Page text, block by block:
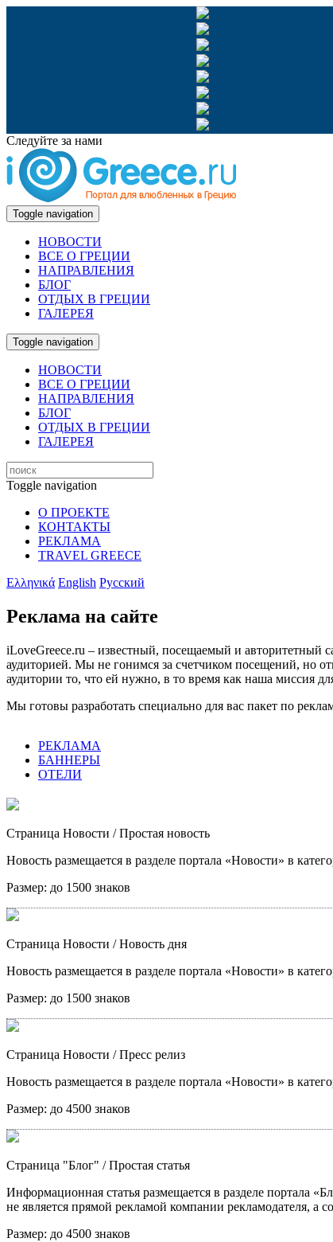
Следуйте за нами
Toggle navigation
НОВОСТИ
ВСЕ О ГРЕЦИИ
НАПРАВЛЕНИЯ
БЛОГ
ОТДЫХ В ГРЕЦИИ
ГАЛЕРЕЯ
Toggle navigation
НОВОСТИ
ВСЕ О ГРЕЦИИ
НАПРАВЛЕНИЯ
БЛОГ
ОТДЫХ В ГРЕЦИИ
ГАЛЕРЕЯ
Toggle navigation
О ПРОЕКТЕ
КОНТАКТЫ
РЕКЛАМА
TRAVEL GREECE
Ελληνικά English Русский
Реклама на сайте
iLoveGreece.ru – известный, посещаемый и авторитетный
аудиторией. Мы не гонимся за счетчиком посещений, но
аудитории то, что ей нужно, в то время как наша миссия
Мы готовы разработать специально для вас пакет по
РЕКЛАМА
БАННЕРЫ
ОТЕЛИ
Страница Новости / Простая новость
Новость размещается в разделе портала «Новости» в
Размер: до 1500 знаков
Страница Новости / Новость дня
Новость размещается в разделе портала «Новости» в
Размер: до 1500 знаков
Страница Новости / Пресс релиз
Новость размещается в разделе портала «Новости» в
Размер: до 4500 знаков
Страница "Блог" / Простая статья
Информационная статья размещается в разделе портала
не является прямой рекламой компании рекламодателя, а
Размер: до 4500 знаков